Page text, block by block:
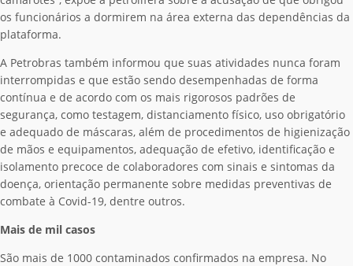
os funcionários a dormirem na área externa das dependências da
plataforma.
A Petrobras também informou que suas atividades nunca foram
interrompidas e que estão sendo desempenhadas de forma
contínua e de acordo com os mais rigorosos padrões de
segurança, como testagem, distanciamento físico, uso obrigatório
e adequado de máscaras, além de procedimentos de higienização
de mãos e equipamentos, adequação de efetivo, identificação e
isolamento precoce de colaboradores com sinais e sintomas da
doença, orientação permanente sobre medidas preventivas de
combate à Covid-19, dentre outros.
Mais de mil casos
São mais de 1000 contaminados confirmados na empresa. No